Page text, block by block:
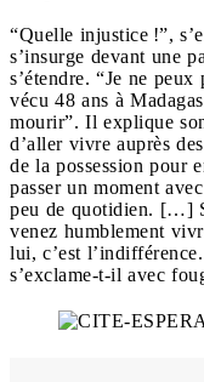
“Quelle injustice !”,
s’insurge devant une
s’étendre. “Je ne
vécu 48 ans à
mourir”. Il explique
d’aller vivre auprès
de la possession pour
passer un moment
peu de quotidien. […]
venez humblement
lui, c’est
s’exclame-t-il avec